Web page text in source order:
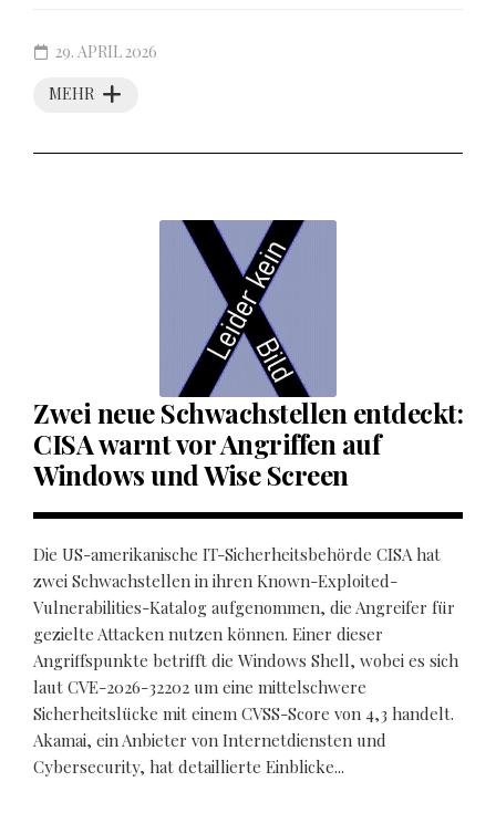
MEHR
29. APRIL 2026
Zwei neue Schwachstellen entdeckt:
CISA warnt vor Angriffen auf
Windows und Wise Screen
Die US-amerikanische IT-Sicherheitsbehörde CISA hat
zwei Schwachstellen in ihren Known-Exploited-
Vulnerabilities-Katalog aufgenommen, die Angreifer für
gezielte Attacken nutzen können. Einer dieser
Angriffspunkte betrifft die Windows Shell, wobei es sich
laut CVE-2026-32202 um eine mittelschwere
Sicherheitslücke mit einem CVSS-Score von 4,3 handelt.
Akamai, ein Anbieter von Internetdiensten und
Cybersecurity, hat detaillierte Einblicke...